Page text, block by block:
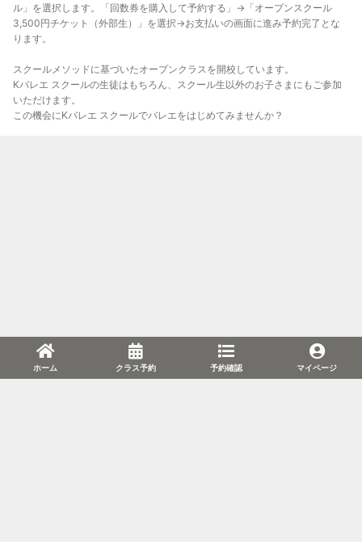
ル」を選択します。「回数券を購入して予約する」→「オープンスクール
3,500円チケット（外部生）」を選択→お支払いの画面に進み予約完了とな
ります。
スクールメソッドに基づいたオープンクラスを開校しています。
Kバレエ スクールの生徒はもちろん、スクール生以外のお子さまにもご参加
いただけます。
この機会にKバレエ スクールでバレエをはじめてみませんか？
ホーム クラス予約 予約確認 マイページ